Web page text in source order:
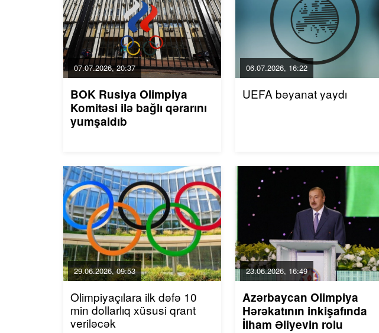
07.07.2026, 20:37
BOK Rusiya Olimpiya
Komitəsi ilə bağlı qərarını
yumşaldıb
06.07.2026, 16:22
UEFA bəyanat yaydı
29.06.2026, 09:53
Olimpiyaçılara ilk dəfə 10
min dollarlıq xüsusi qrant
veriləcək
23.06.2026, 16:49
Azərbaycan Olimpiya
Hərəkatının inkişafında
İlham Əliyevin rolu